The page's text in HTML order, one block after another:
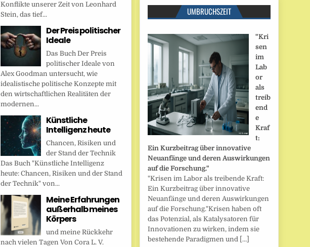
Konflikte unserer Zeit von Leonhard
Stein, das tief...
Der Preis politischer
Ideale
Das Buch Der Preis
politischer Ideale von
Alex Goodman untersucht, wie
idealistische politische Konzepte mit
den wirtschaftlichen Realitäten der
modernen...
Künstliche
Intelligenz heute
Chancen, Risiken und
der Stand der Technik
Das Buch "Künstliche Intelligenz
heute: Chancen, Risiken und der Stand
der Technik" von...
Meine Erfahrungen
außerhalb meines
Körpers
und meine Rückkehr
nach vielen Tagen Von Cora L. V.
UMBRUCHSZEIT
"Kri
sen
im
Lab
or
als
treib
end
e
Kraf
t:
Ein Kurzbeitrag über innovative
Neuanfänge und deren Auswirkungen
auf die Forschung."
"Krisen im Labor als treibende Kraft:
Ein Kurzbeitrag über innovative
Neuanfänge und deren Auswirkungen
auf die Forschung."Krisen haben oft
das Potenzial, als Katalysatoren für
Innovationen zu wirken, indem sie
bestehende Paradigmen und […]